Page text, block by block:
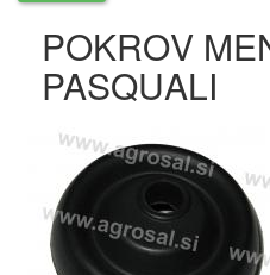
POKROV
PASQUALI